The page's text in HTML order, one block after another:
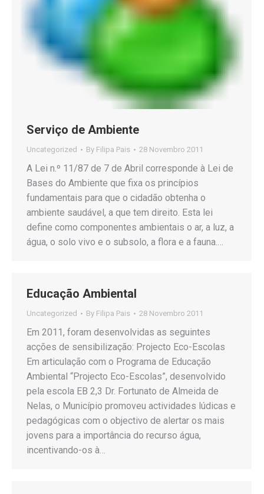
Serviço de Ambiente
Uncategorized By Filipa Pais 28 Novembro 2011
A Lei n.º 11/87 de 7 de Abril corresponde à Lei de
Bases do Ambiente que fixa os princípios
fundamentais para que o cidadão obtenha o
ambiente saudável, a que tem direito. Esta lei
define como componentes ambientais o ar, a luz, a
água, o solo vivo e o subsolo, a flora e a fauna.…
Educação Ambiental
Uncategorized By Filipa Pais 28 Novembro 2011
Em 2011, foram desenvolvidas as seguintes
acções de sensibilização: Projecto Eco-Escolas
Em articulação com o Programa de Educação
Ambiental “Projecto Eco-Escolas”, desenvolvido
pela escola EB 2,3 Dr. Fortunato de Almeida de
Nelas, o Município promoveu actividades lúdicas e
pedagógicas com o objectivo de alertar os mais
jovens para a importância do recurso água,
incentivando-os à…